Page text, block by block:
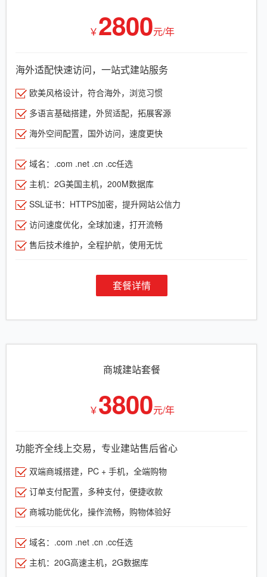
￥2800元/年
海外适配快速访问，一站式建站服务
欧美风格设计，符合海外，浏览习惯
多语言基础搭建，外贸适配，拓展客源
海外空间配置，国外访问，速度更快
域名：.com .net .cn .cc任选
主机：2G美国主机，200M数据库
SSL证书：HTTPS加密，提升网站公信力
访问速度优化，全球加速，打开流畅
售后技术维护，全程护航，使用无忧
套餐详情
商城建站套餐
￥3800元/年
功能齐全线上交易，专业建站售后省心
双端商城搭建，PC + 手机，全端购物
订单支付配置，多种支付，便捷收款
商城功能优化，操作流畅，购物体验好
域名：.com .net .cn .cc任选
主机：20G高速主机，2G数据库